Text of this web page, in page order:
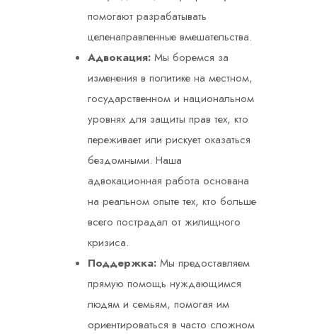
помогают разрабатывать
целенаправленные вмешательства.
Адвокация: Мы боремся за
изменения в политике на местном,
государственном и национальном
уровнях для защиты прав тех, кто
переживает или рискует оказаться
бездомными. Наша
адвокационная работа основана
на реальном опыте тех, кто больше
всего пострадал от жилищного
кризиса.
Поддержка: Мы предоставляем
прямую помощь нуждающимся
людям и семьям, помогая им
ориентироваться в часто сложном